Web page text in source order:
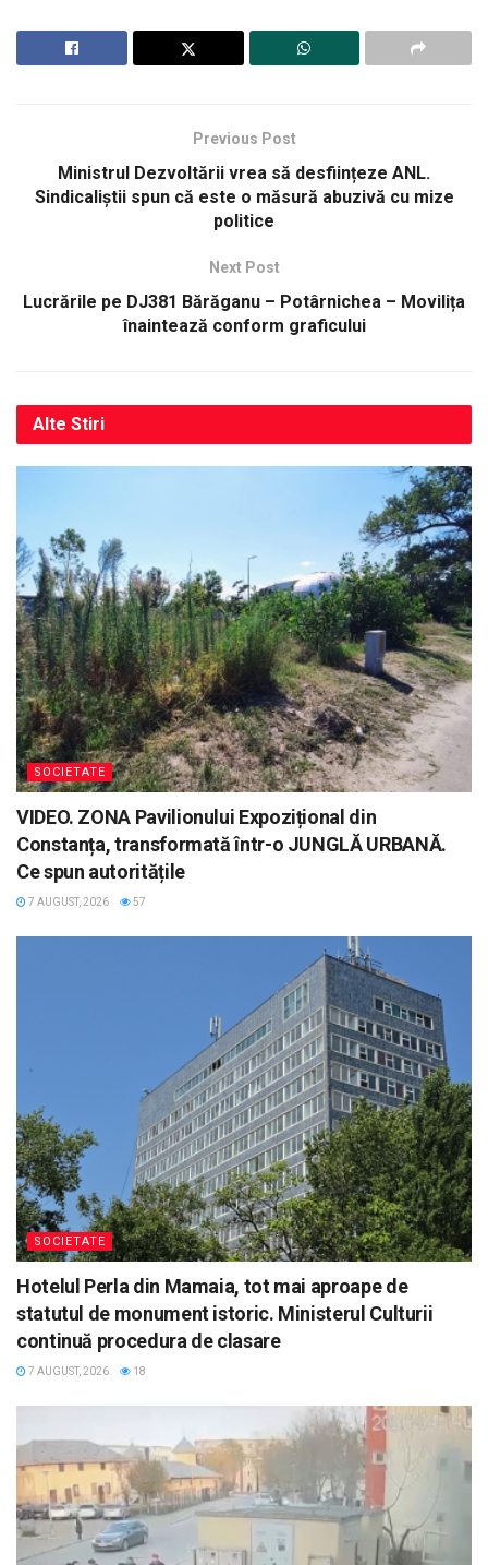
Previous Post
Ministrul Dezvoltării vrea să desființeze ANL.
Sindicaliștii spun că este o măsură abuzivă cu mize
politice
Next Post
Lucrările pe DJ381 Bărăganu – Potârnichea – Movilița
înaintează conform graficului
Alte Stiri
SOCIETATE
VIDEO. ZONA Pavilionului Expozițional din
Constanța, transformată într-o JUNGLĂ URBANĂ.
Ce spun autoritățile
7 AUGUST, 2026 57
SOCIETATE
Hotelul Perla din Mamaia, tot mai aproape de
statutul de monument istoric. Ministerul Culturii
continuă procedura de clasare
7 AUGUST, 2026 18